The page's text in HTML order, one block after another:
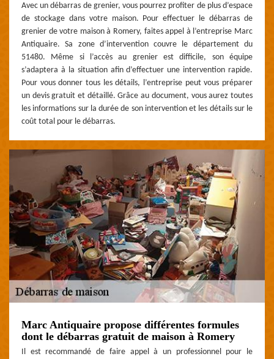
Avec un débarras de grenier, vous pourrez profiter de plus d’espace
de stockage dans votre maison. Pour effectuer le débarras de
grenier de votre maison à Romery, faites appel à l’entreprise Marc
Antiquaire. Sa zone d’intervention couvre le département du
51480. Même si l’accès au grenier est difficile, son équipe
s’adaptera à la situation afin d’effectuer une intervention rapide.
Pour vous donner tous les détails, l’entreprise peut vous préparer
un devis gratuit et détaillé. Grâce au document, vous aurez toutes
les informations sur la durée de son intervention et les détails sur le
coût total pour le débarras.
Marc Antiquaire propose différentes formules
dont le débarras gratuit de maison à Romery
Il est recommandé de faire appel à un professionnel pour le